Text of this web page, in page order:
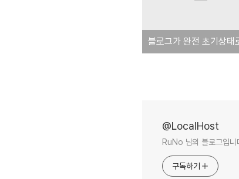
@LocalHost
RuNo 님의 블로그입니
구독하기